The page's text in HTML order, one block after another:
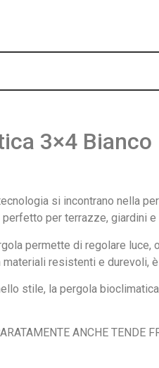
3×4 Bianco
si incontrano nella
per terrazze, giardini e
permette di regolare
materiali resistenti e
stile, la pergola
ANCHE